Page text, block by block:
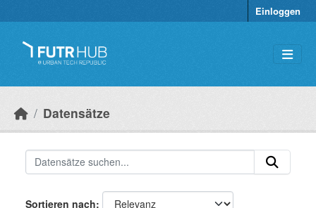
Einloggen
Datensätze
Sortieren nach